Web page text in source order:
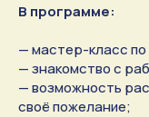
В программе:
— мастер-класс
— знакомство с
— возможность
своё пожелание;